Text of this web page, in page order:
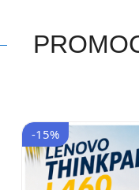
-15%